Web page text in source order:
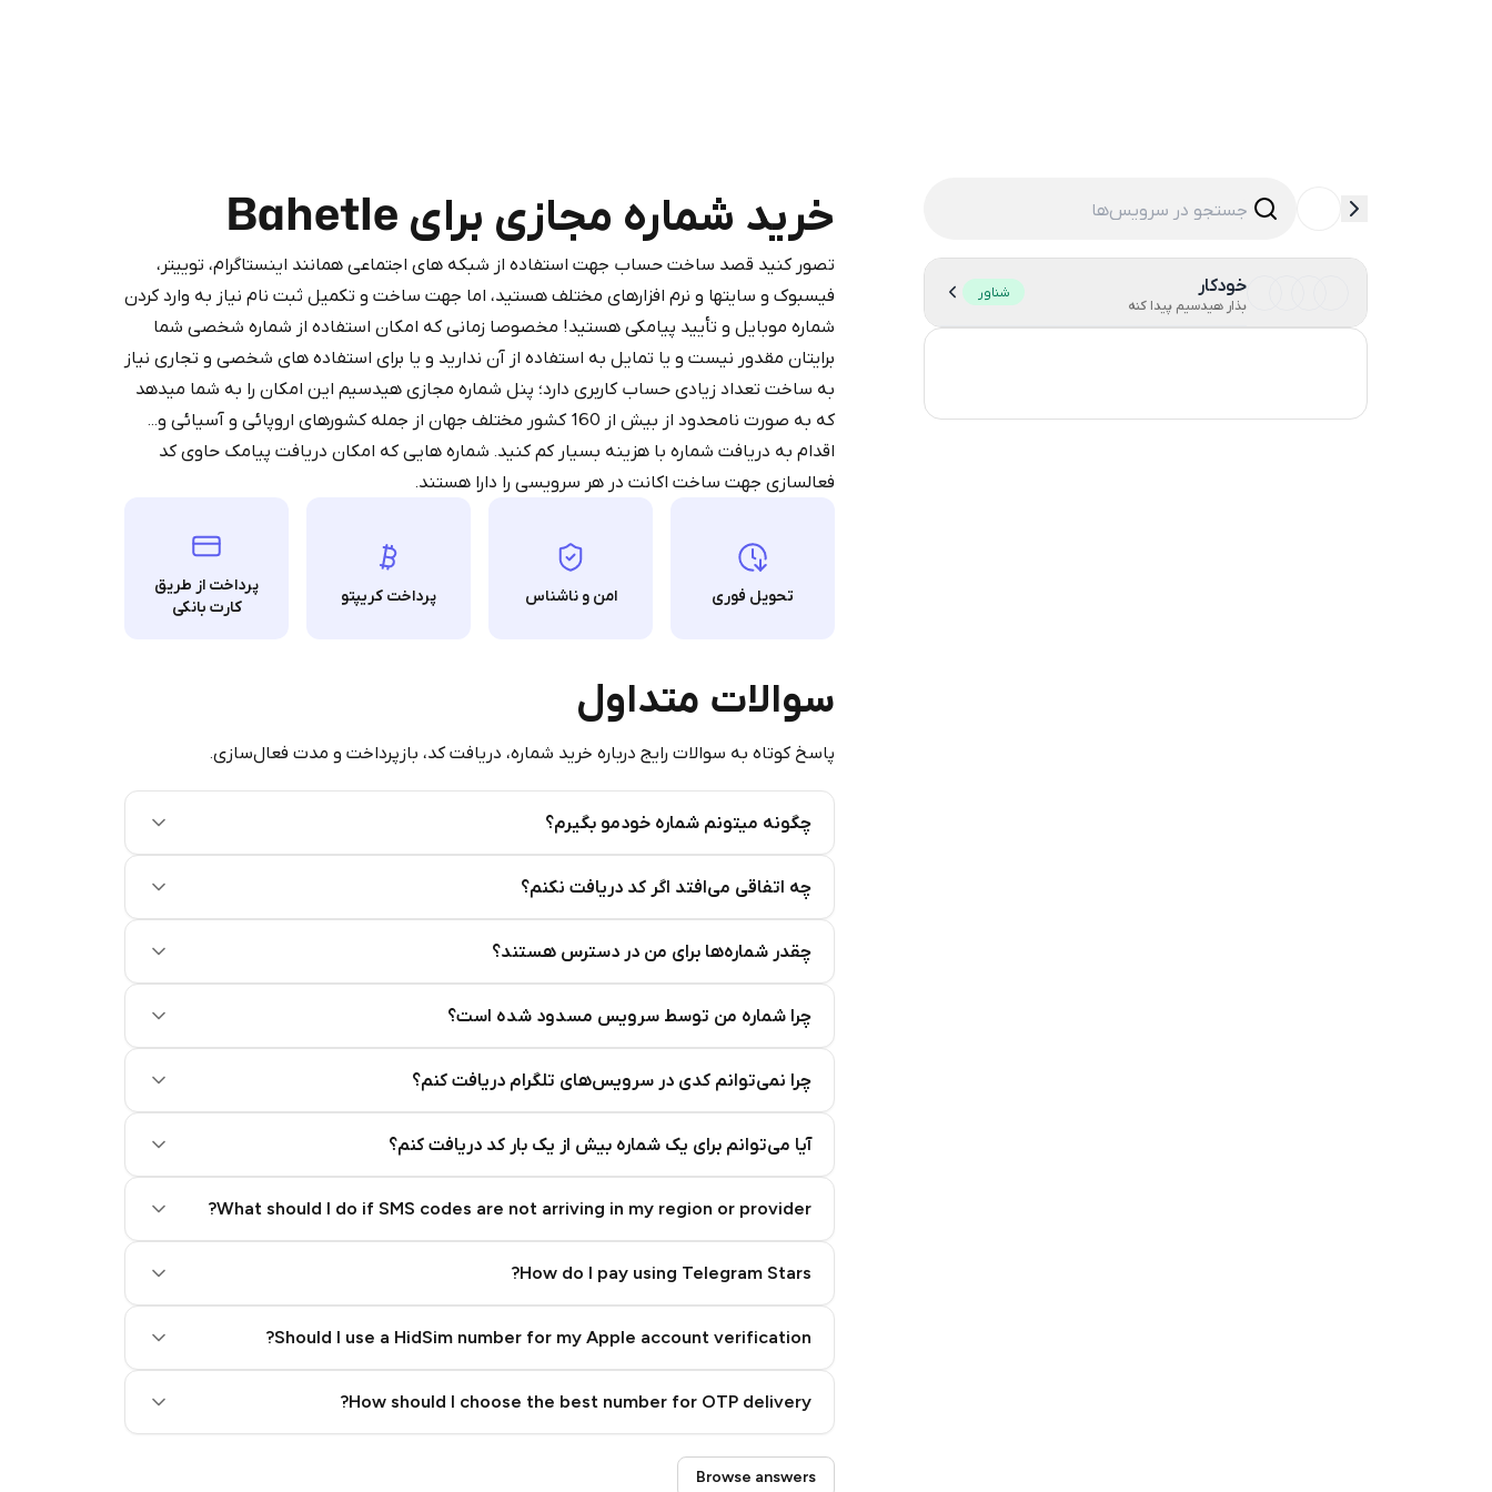
خودکار
بذار هیدسیم پیدا کنه
شناور
خرید شماره مجازی برای Bahetle
تصور کنید قصد ساخت حساب جهت استفاده از شبکه های اجتماعی همانند اینستاگرام، توییتر،
فیسبوک و سایتها و نرم افزارهای مختلف هستید، اما جهت ساخت و تکمیل ثبت نام نیاز به وارد کردن
شماره موبایل و تأیید پیامکی هستید! مخصوصا زمانی که امکان استفاده از شماره شخصی شما
برایتان مقدور نیست و یا تمایل به استفاده از آن ندارید و یا برای استفاده های شخصی و تجاری نیاز
به ساخت تعداد زیادی حساب کاربری دارد؛ پنل شماره مجازی هیدسیم این امکان را به شما میدهد
که به صورت نامحدود از بیش از 160 کشور مختلف جهان از جمله کشورهای اروپائی و آسیائی و...
اقدام به دریافت شماره با هزینه بسیار کم کنید. شماره هایی که امکان دریافت پیامک حاوی کد
فعالسازی جهت ساخت اکانت در هر سرویسی را دارا هستند.
تحویل فوری امن و ناشناس پرداخت کریپتو
پرداخت از طریق
کارت بانکی
سوالات متداول
پاسخ کوتاه به سوالات رایج درباره خرید شماره، دریافت کد، بازپرداخت و مدت فعال‌سازی.
چگونه میتونم شماره خودمو بگیرم؟
چه اتفاقی می‌افتد اگر کد دریافت نکنم؟
چقدر شماره‌ها برای من در دسترس هستند؟
چرا شماره من توسط سرویس مسدود شده است؟
چرا نمی‌توانم کدی در سرویس‌های تلگرام دریافت کنم؟
آیا می‌توانم برای یک شماره بیش از یک بار کد دریافت کنم؟
What should I do if SMS codes are not arriving in my region or provider?
How do I pay using Telegram Stars?
Purchasing credits through Telegram is a simple two-step process:
You purchase Stars via the official @PremiumBot
in Telegram using your card (or
Google Pay, Apple Pay, or other supported methods).
You use those Stars to pay our bot and complete the HidSim credit purchase.
Step 1: Create the order on HidSim
Pay with Telegram
Step 3: Pay our bot with Stars
Should I use a HidSim number for my Apple account verification?
How should I choose the best number for OTP delivery?
Quality High To Low
Browse answers